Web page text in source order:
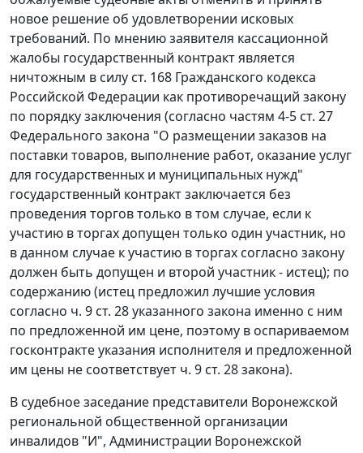
новое решение об удовлетворении исковых
требований. По мнению заявителя кассационной
жалобы государственный контракт является
ничтожным в силу ст. 168 Гражданского кодекса
Российской Федерации как противоречащий закону
по порядку заключения (согласно частям 4-5 ст. 27
Федерального закона "О размещении заказов на
поставки товаров, выполнение работ, оказание услуг
для государственных и муниципальных нужд"
государственный контракт заключается без
проведения торгов только в том случае, если к
участию в торгах допущен только один участник, но
в данном случае к участию в торгах согласно закону
должен быть допущен и второй участник - истец); по
содержанию (истец предложил лучшие условия
согласно ч. 9 ст. 28указанного закона именно с ним
по предложенной им цене, поэтому в оспариваемом
госконтракте указания исполнителя и предложенной
им цены не соответствует ч. 9 ст. 28закона).
В судебное заседание представители Воронежской
региональной общественной организации
инвалидов "И", Администрации Воронежской